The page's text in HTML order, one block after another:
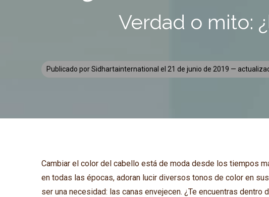
Verdad o mito:
Publicado porSidhartainternational el 21 de junio de 2019 —
Cambiar el color del cabello está de moda desde los tiempos
en todas las épocas, adoran lucir diversos tonos de color en
ser una necesidad: las canas envejecen. ¿Te encuentras